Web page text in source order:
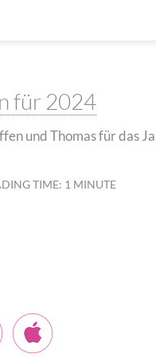
für 2024
und Thomas für das
TIME: 1 MINUTE